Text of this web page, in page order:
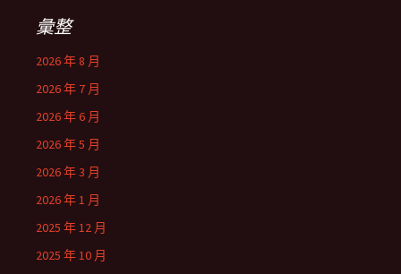
彙整
2026 年 8 月
2026 年 7 月
2026 年 6 月
2026 年 5 月
2026 年 3 月
2026 年 1 月
2025 年 12 月
2025 年 10 月